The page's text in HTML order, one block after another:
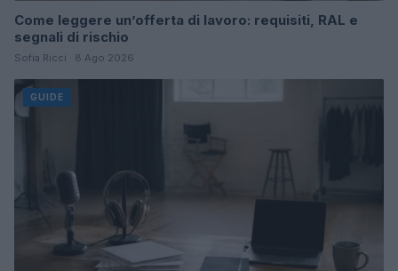
Come leggere un’offerta di lavoro: requisiti, RAL e
segnali di rischio
Sofia Ricci · 8 Ago 2026
GUIDE